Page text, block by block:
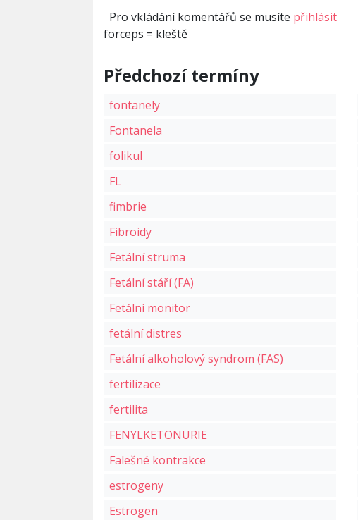
Pro vkládání komentářů se musíte přihlásit
forceps = kleště
Předchozí termíny
fontanely
Fontanela
folikul
FL
fimbrie
Fibroidy
Fetální struma
Fetální stáří (FA)
Fetální monitor
fetální distres
Fetální alkoholový syndrom (FAS)
fertilizace
fertilita
FENYLKETONURIE
Falešné kontrakce
estrogeny
Estrogen